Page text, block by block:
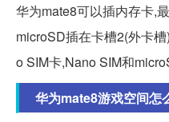
华为mate8可以插内存卡,
microSD插在卡槽2(外卡
o SIM卡,Nano SIM和
华为mate8游戏空间怎